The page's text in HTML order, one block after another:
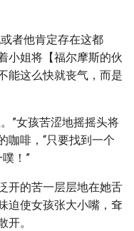
者他肯定存在这都
小姐将【福尔摩斯的伙
能这么快就丧气，而是
”女孩苦涩地摇摇头将
咖啡，“只要找到一个
！”
开的苦一层层地在她舌
迫使女孩张大小嘴，耷
。